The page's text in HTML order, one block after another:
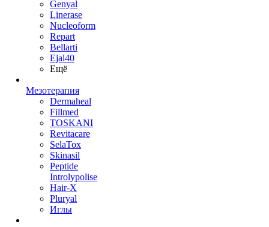
Genyal
Linerase
Nucleoform
Repart
Bellarti
Ejal40
Ещё
Мезотерапия
Dermaheal
Fillmed
TOSKANI
Revitacare
SelaTox
Skinasil
Peptide
Introlypolise
Hair-X
Pluryal
Иглы